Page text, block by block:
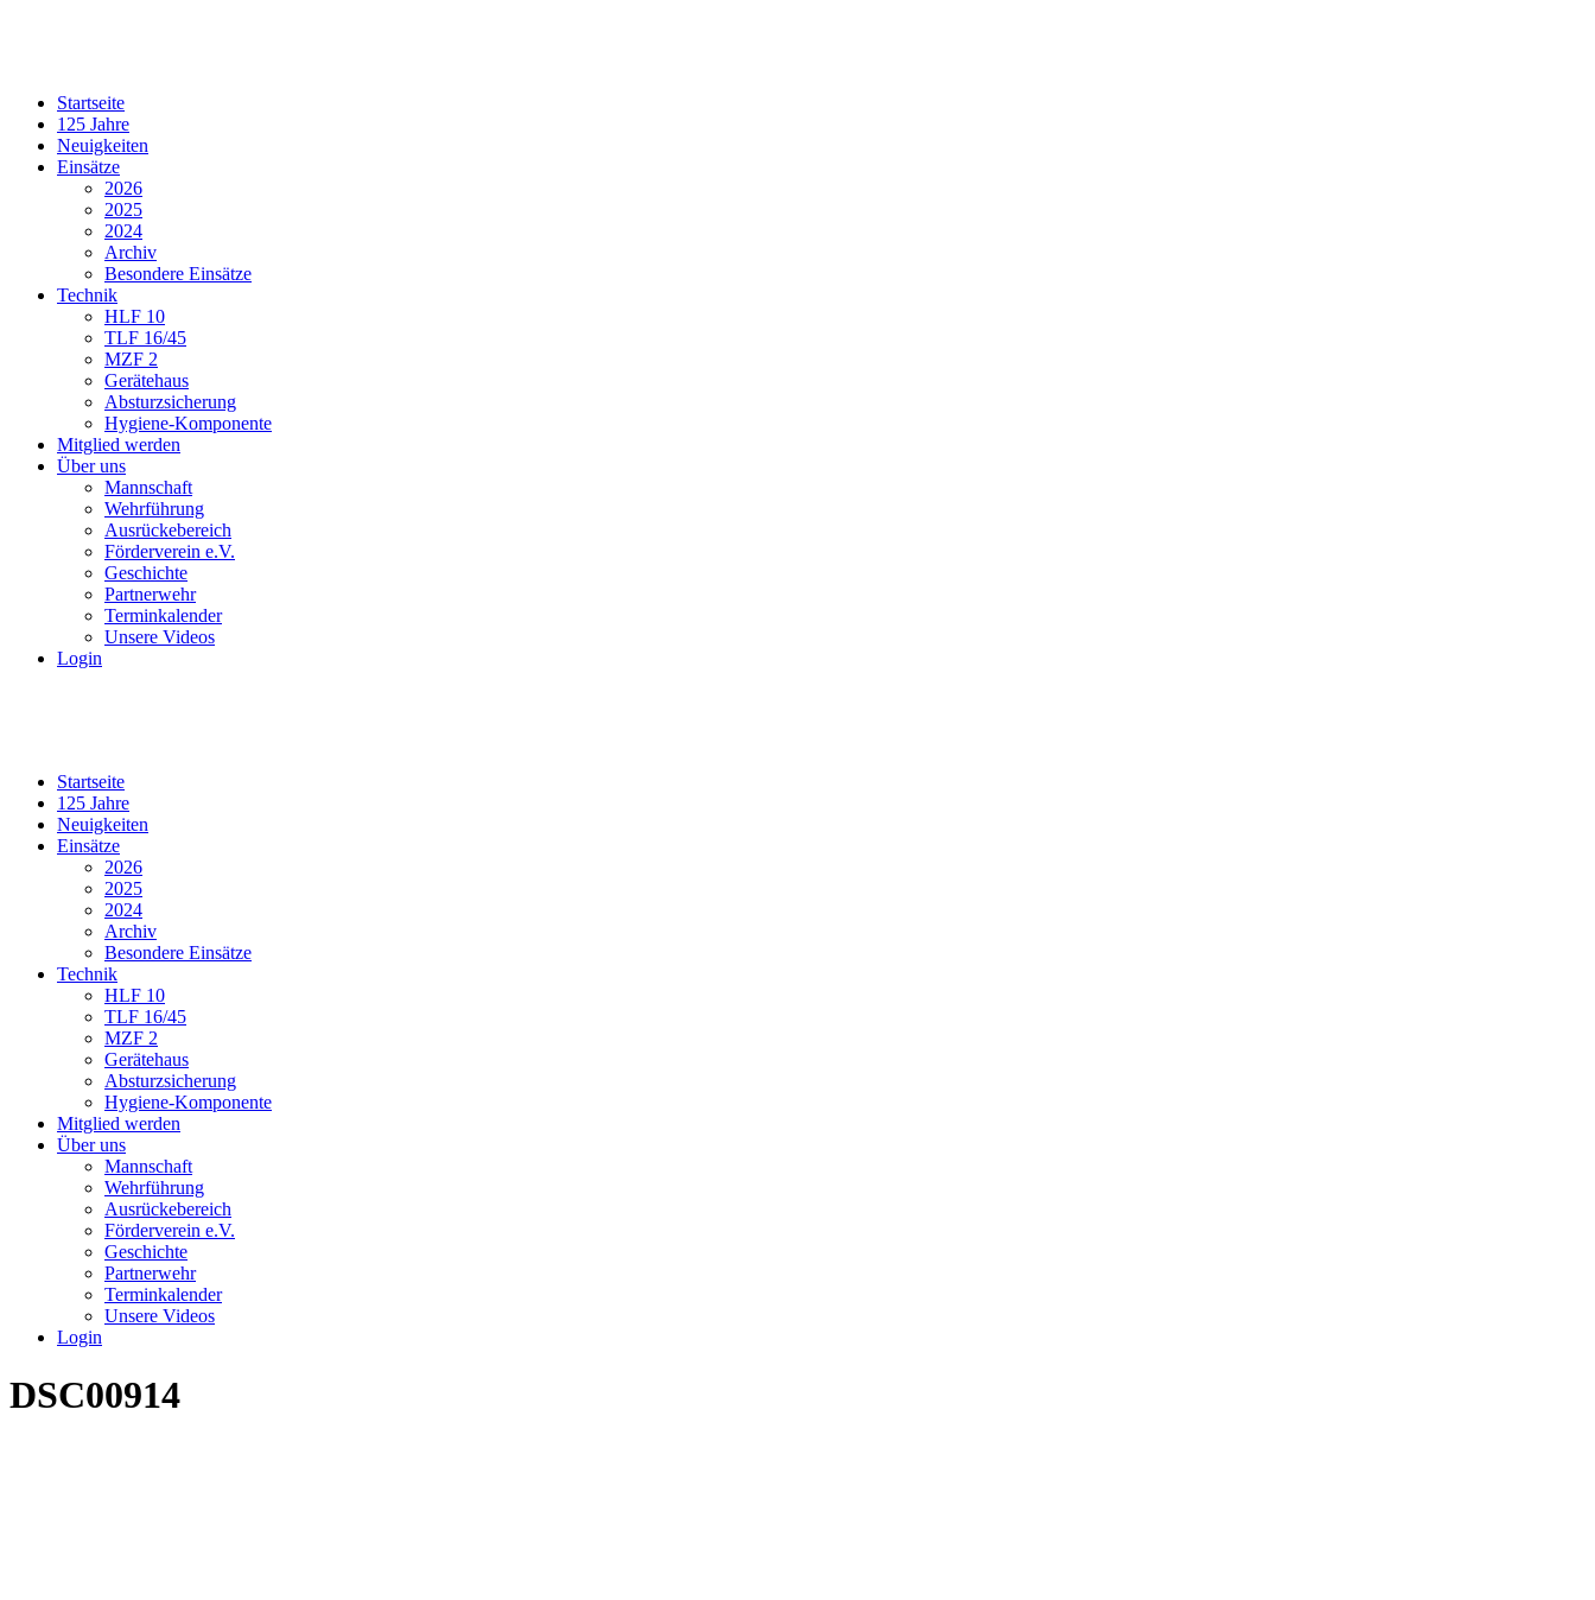
Startseite
125 Jahre
Neuigkeiten
Einsätze
2026
2025
2024
Archiv
Besondere Einsätze
Technik
HLF 10
TLF 16/45
MZF 2
Gerätehaus
Absturzsicherung
Hygiene-Komponente
Mitglied werden
Über uns
Mannschaft
Wehrführung
Ausrückebereich
Förderverein e.V.
Geschichte
Partnerwehr
Terminkalender
Unsere Videos
Login
Startseite
125 Jahre
Neuigkeiten
Einsätze
2026
2025
2024
Archiv
Besondere Einsätze
Technik
HLF 10
TLF 16/45
MZF 2
Gerätehaus
Absturzsicherung
Hygiene-Komponente
Mitglied werden
Über uns
Mannschaft
Wehrführung
Ausrückebereich
Förderverein e.V.
Geschichte
Partnerwehr
Terminkalender
Unsere Videos
Login
DSC00914